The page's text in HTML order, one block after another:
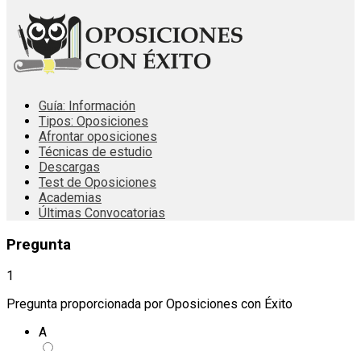
Guía: Información
Tipos: Oposiciones
Afrontar oposiciones
Técnicas de estudio
Descargas
Test de Oposiciones
Academias
Últimas Convocatorias
Pregunta
1
Pregunta proporcionada por Oposiciones con Éxito
A